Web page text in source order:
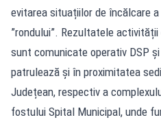
evitarea situațiilor de încălcare
”rondului”. Rezultatele
sunt comunicate operativ DSP
patrulează și în proximitatea
Județean, respectiv a
fostului Spital Municipal, unde